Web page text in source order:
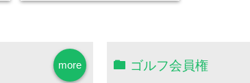
more ゴルフ会員権